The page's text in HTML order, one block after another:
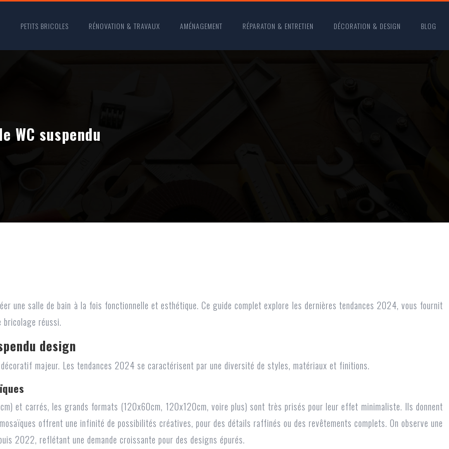
PETITS BRICOLES RÉNOVATION & TRAVAUX AMÉNAGEMENT RÉPARATON & ENTRETIEN DÉCORATION & DESIGN BLOG
WC suspendu
une salle de bain à la fois fonctionnelle et esthétique. Ce guide complet explore les dernières tendances 2024, vous fournit
réussi.
design
majeur. Les tendances 2024 se caractérisent par une diversité de styles, matériaux et finitions.
et carrés, les grands formats (120x60cm, 120x120cm, voire plus) sont très prisés pour leur effet minimaliste. Ils donnent
offrent une infinité de possibilités créatives, pour des détails raffinés ou des revêtements complets. On observe une
2022, reflétant une demande croissante pour des designs épurés.